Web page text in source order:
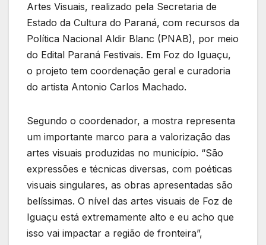
Artes Visuais, realizado pela Secretaria de
Estado da Cultura do Paraná, com recursos da
Política Nacional Aldir Blanc (PNAB), por meio
do Edital Paraná Festivais. Em Foz do Iguaçu,
o projeto tem coordenação geral e curadoria
do artista Antonio Carlos Machado.
Segundo o coordenador, a mostra representa
um importante marco para a valorização das
artes visuais produzidas no município. “São
expressões e técnicas diversas, com poéticas
visuais singulares, as obras apresentadas são
belíssimas. O nível das artes visuais de Foz de
Iguaçu está extremamente alto e eu acho que
isso vai impactar a região de fronteira”,